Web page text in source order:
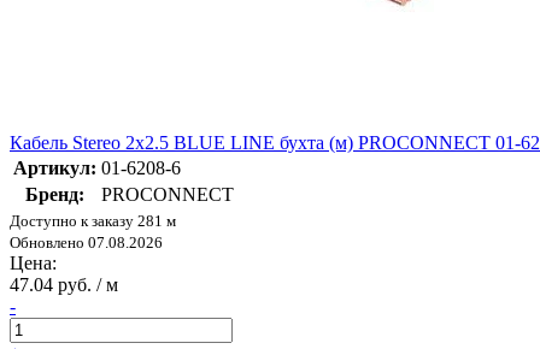
Кабель Stereo 2х2.5 BLUE LINE бухта (м) PROCONNECT 01-
Артикул: 01-6208-6
Бренд:
PROCONNECT
Доступно к заказу 281 м
Обновлено 07.08.2026
Цена:
47.04 руб. / м
-